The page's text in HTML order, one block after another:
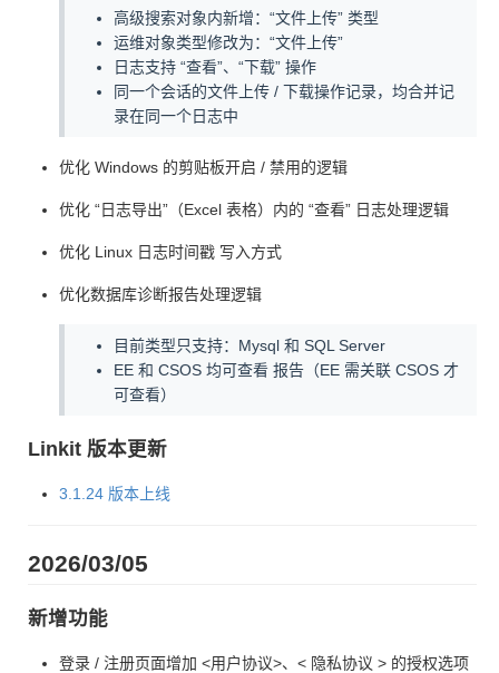
高级搜索对象内新增：“文件上传” 类型
运维对象类型修改为：“文件上传”
日志支持 “查看”、“下载” 操作
同一个会话的文件上传 / 下载操作记录，均合并记
录在同一个日志中
优化 Windows 的剪贴板开启 / 禁用的逻辑
优化 “日志导出”（Excel 表格）内的 “查看” 日志处理逻辑
优化 Linux 日志时间戳 写入方式
优化数据库诊断报告处理逻辑
目前类型只支持：Mysql 和 SQL Server
EE 和 CSOS 均可查看 报告（EE 需关联 CSOS 才
可查看）
Linkit 版本更新
3.1.24 版本上线
2026/03/05
新增功能
登录 / 注册页面增加 <用户协议>、< 隐私协议 > 的授权选项